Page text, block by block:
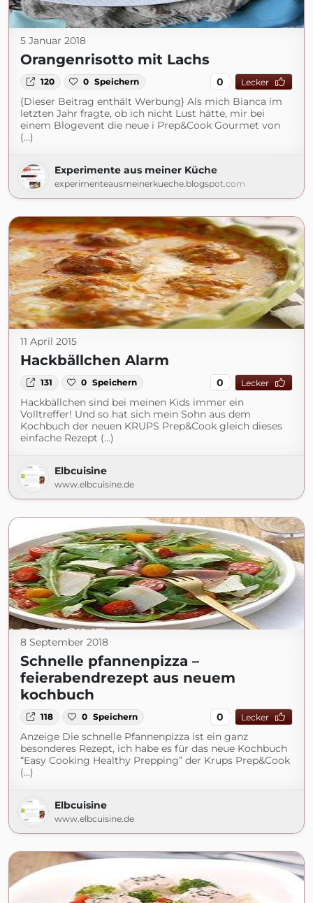
5 Januar 2018
Orangenrisotto mit Lachs
120 0 Speichern 0 Lecker
{Dieser Beitrag enthält Werbung} Als mich Bianca im
letzten Jahr fragte, ob ich nicht Lust hätte, mir bei
einem Blogevent die neue i Prep&Cook Gourmet von
(...)
Experimente aus meiner Küche
experimenteausmeinerkueche.blogspot.com
11 April 2015
Hackbällchen Alarm
131 0 Speichern 0 Lecker
Hackbällchen sind bei meinen Kids immer ein
Volltreffer! Und so hat sich mein Sohn aus dem
Kochbuch der neuen KRUPS Prep&Cook gleich dieses
einfache Rezept (...)
Elbcuisine
www.elbcuisine.de
8 September 2018
Schnelle pfannenpizza –
feierabendrezept aus neuem
kochbuch
118 0 Speichern 0 Lecker
Anzeige Die schnelle Pfannenpizza ist ein ganz
besonderes Rezept, ich habe es für das neue Kochbuch
“Easy Cooking Healthy Prepping” der Krups Prep&Cook
(...)
Elbcuisine
www.elbcuisine.de